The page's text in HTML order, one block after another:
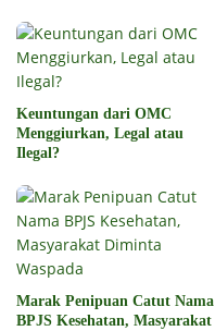
Keuntungan dari OMC
Menggiurkan, Legal atau
Ilegal?
Marak Penipuan Catut Nama
BPJS Kesehatan, Masyarakat